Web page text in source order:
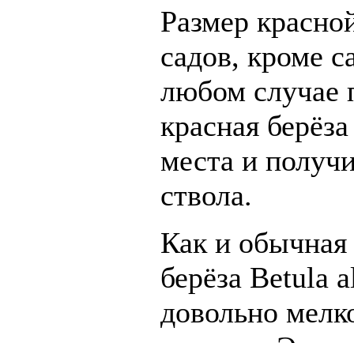
Размер
садов, кроме
любом случае
красная
места и
ствола.
Как и обычная
берёза Betula
довольно